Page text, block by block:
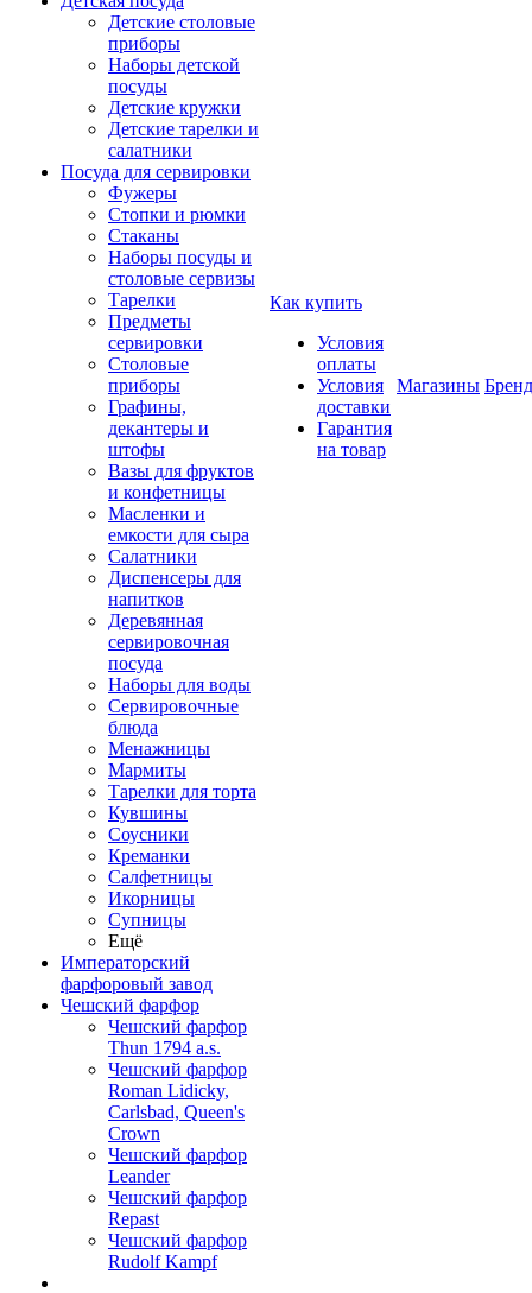
Детские столовые
приборы
Наборы детской
посуды
Детские кружки
Детские тарелки и
салатники
Посуда для сервировки
Фужеры
Стопки и рюмки
Стаканы
Наборы посуды и
столовые сервизы
Тарелки
Предметы
сервировки
Столовые
приборы
Графины,
декантеры и
штофы
Вазы для фруктов
и конфетницы
Масленки и
емкости для сыра
Салатники
Диспенсеры для
напитков
Деревянная
сервировочная
посуда
Наборы для воды
Сервировочные
блюда
Менажницы
Мармиты
Тарелки для торта
Кувшины
Соусники
Креманки
Салфетницы
Икорницы
Супницы
Ещё
Императорский
фарфоровый завод
Чешский фарфор
Чешский фарфор
Thun 1794 a.s.
Чешский фарфор
Roman Lidicky,
Carlsbad, Queen's
Crown
Чешский фарфор
Leander
Чешский фарфор
Repast
Чешский фарфор
Rudolf Kampf
Как купить
Условия
оплаты
Условия
доставки
Гарантия
на товар
Магазины